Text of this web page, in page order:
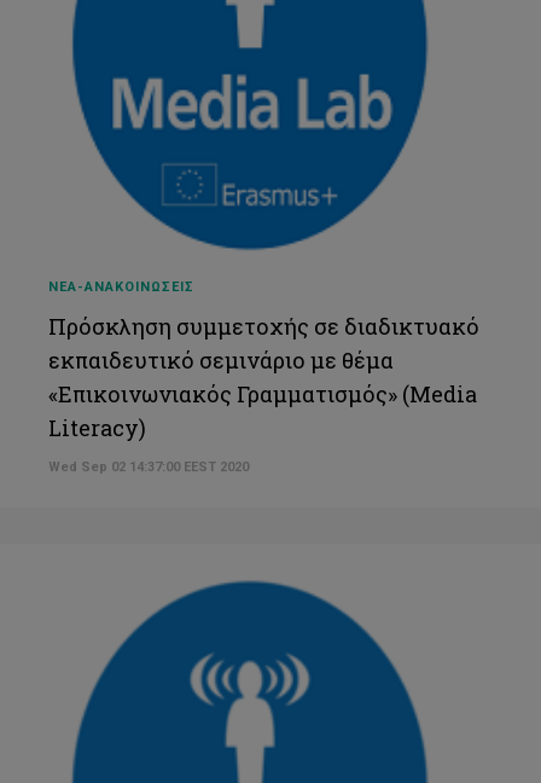
ΝΕΑ-ΑΝΑΚΟΙΝΩΣΕΙΣ
Πρόσκληση συμμετοχής σε διαδικτυακό
εκπαιδευτικό σεμινάριο με θέμα
«Επικοινωνιακός Γραμματισμός» (Media
Literacy)
Wed Sep 02 14:37:00 EEST 2020